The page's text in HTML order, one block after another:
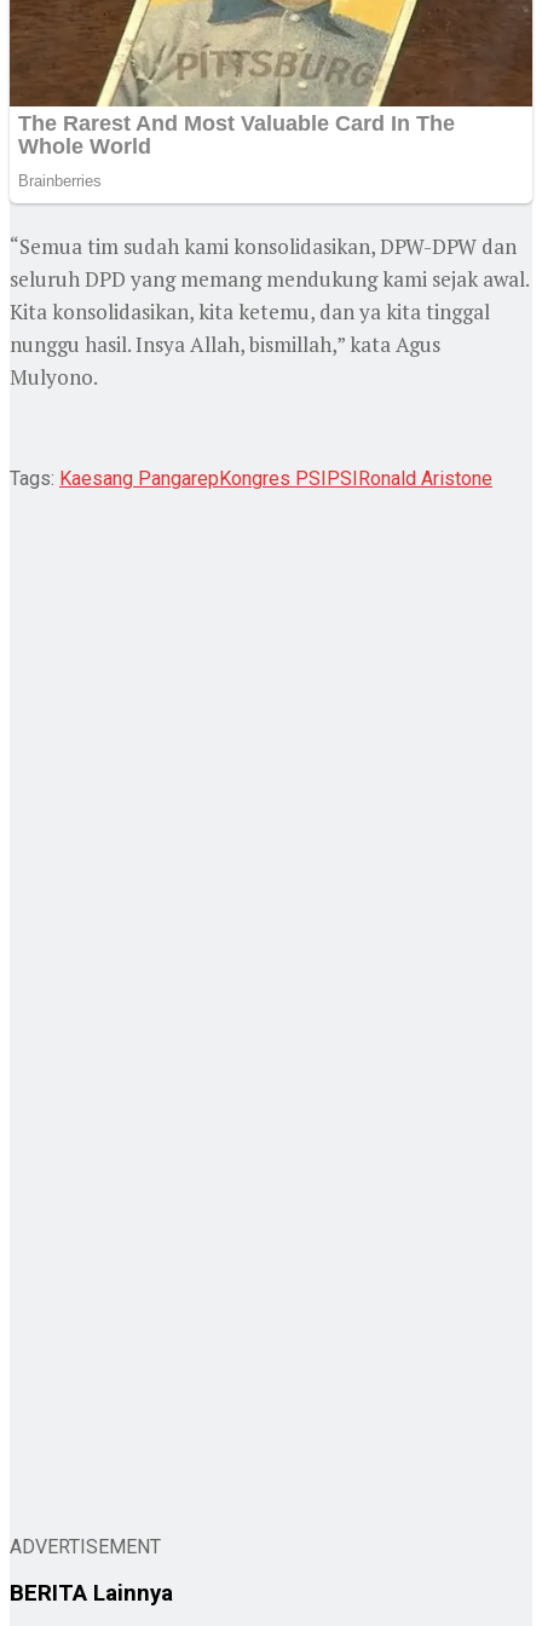
“Semua tim sudah kami konsolidasikan, DPW-DPW dan
seluruh DPD yang memang mendukung kami sejak awal.
Kita konsolidasikan, kita ketemu, dan ya kita tinggal
nunggu hasil. Insya Allah, bismillah,” kata Agus
Mulyono.
Tags: Kaesang PangarepKongres PSIPSIRonald Aristone
ADVERTISEMENT
BERITA Lainnya